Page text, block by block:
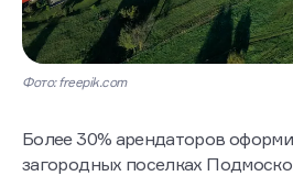
Фото: freepik.com
Более 30% арендаторов
загородных поселках